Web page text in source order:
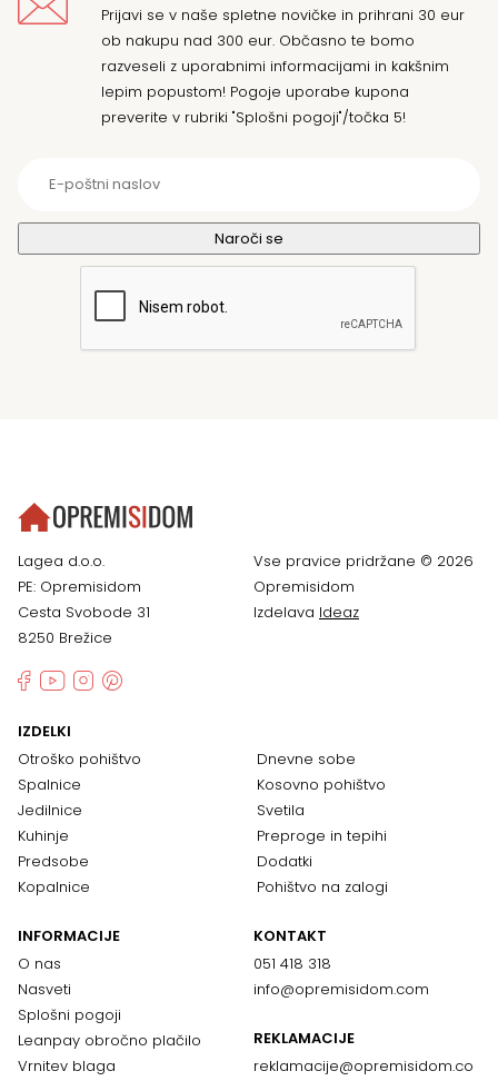
Prijavi se v naše spletne novičke in prihrani 30 eur
ob nakupu nad 300 eur. Občasno te bomo
razveseli z uporabnimi informacijami in kakšnim
lepim popustom! Pogoje uporabe kupona
preverite v rubriki "Splošni pogoji"/točka 5!
Lagea d.o.o.
PE: Opremisidom
Cesta Svobode 31
8250 Brežice
Vse pravice pridržane © 2026
Opremisidom
Izdelava Ideaz
IZDELKI
Otroško pohištvo
Spalnice
Jedilnice
Kuhinje
Predsobe
Kopalnice
Dnevne sobe
Kosovno pohištvo
Svetila
Preproge in tepihi
Dodatki
Pohištvo na zalogi
INFORMACIJE
O nas
Nasveti
Splošni pogoji
Leanpay obročno plačilo
Vrnitev blaga
KONTAKT
051 418 318
info@opremisidom.com
REKLAMACIJE
reklamacije@opremisidom.co